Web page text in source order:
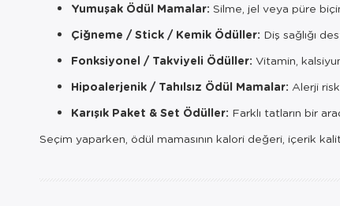
Yumuşak Ödül Mamalar: Silme, jel veya püre
Çiğneme / Stick / Kemik Ödüller: Diş sağlığı
Fonksiyonel / Takviyeli Ödüller: Vitamin,
Hipoalerjenik / Tahılsız Ödül Mamalar: Alerji
Karışık Paket & Set Ödüller: Farklı tatların bir
Seçim yaparken, ödül mamasının kalori değeri, içerik